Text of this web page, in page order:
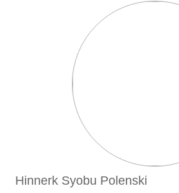
Hinnerk Syobu Polenski